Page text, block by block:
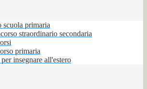
scuola primaria
straordinario secondaria
primaria
insegnare all'estero